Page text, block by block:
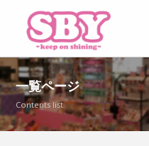
HOME
お知らせ一覧
一覧ページ
Contents list